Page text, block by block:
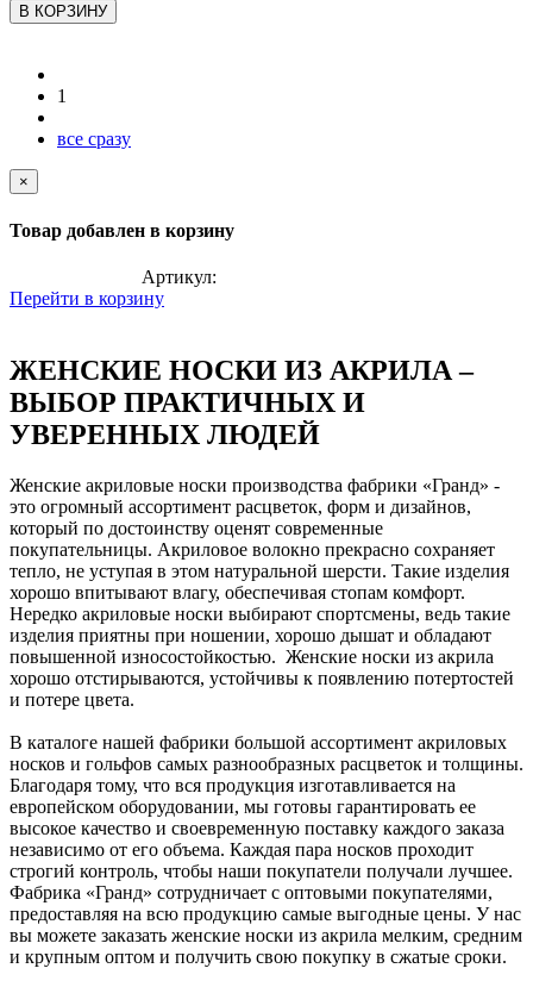
В КОРЗИНУ
1
все сразу
×
Товар добавлен в корзину
Артикул:
Перейти в корзину
ЖЕНСКИЕ НОСКИ ИЗ АКРИЛА –
ВЫБОР ПРАКТИЧНЫХ И
УВЕРЕННЫХ ЛЮДЕЙ
Женские акриловые носки производства фабрики «Гранд» -
это огромный ассортимент расцветок, форм и дизайнов,
который по достоинству оценят современные
покупательницы. Акриловое волокно прекрасно сохраняет
тепло, не уступая в этом натуральной шерсти. Такие изделия
хорошо впитывают влагу, обеспечивая стопам комфорт.
Нередко акриловые носки выбирают спортсмены, ведь такие
изделия приятны при ношении, хорошо дышат и обладают
повышенной износостойкостью. Женские носки из акрила
хорошо отстирываются, устойчивы к появлению потертостей
и потере цвета.
В каталоге нашей фабрики большой ассортимент акриловых
носков и гольфов самых разнообразных расцветок и толщины.
Благодаря тому, что вся продукция изготавливается на
европейском оборудовании, мы готовы гарантировать ее
высокое качество и своевременную поставку каждого заказа
независимо от его объема. Каждая пара носков проходит
строгий контроль, чтобы наши покупатели получали лучшее.
Фабрика «Гранд» сотрудничает с оптовыми покупателями,
предоставляя на всю продукцию самые выгодные цены. У нас
вы можете заказать женские носки из акрила мелким, средним
и крупным оптом и получить свою покупку в сжатые сроки.